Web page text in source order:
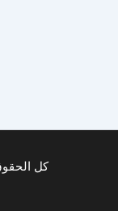
كل الحقوق